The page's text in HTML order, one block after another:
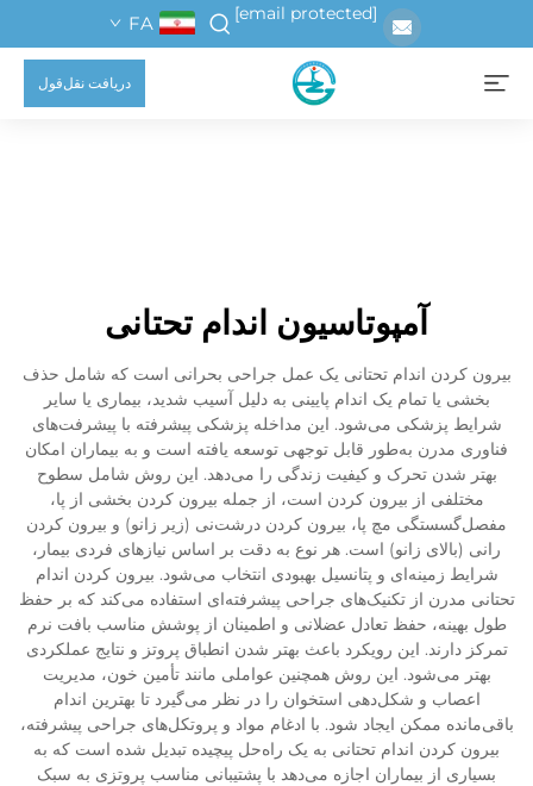
[email protected]
FA
دریافت نقل‌قول
آمپوتاسیون اندام تحتانی
بیرون کردن اندام تحتانی یک عمل جراحی بحرانی است که شامل حذف
بخشی یا تمام یک اندام پایینی به دلیل آسیب شدید، بیماری یا سایر
شرایط پزشکی می‌شود. این مداخله پزشکی پیشرفته با پیشرفت‌های
فناوری مدرن به‌طور قابل توجهی توسعه یافته است و به بیماران امکان
بهتر شدن تحرک و کیفیت زندگی را می‌دهد. این روش شامل سطوح
مختلفی از بیرون کردن است، از جمله بیرون کردن بخشی از پا،
مفصل‌گسستگی مچ پا، بیرون کردن درشت‌نی (زیر زانو) و بیرون کردن
رانی (بالای زانو) است. هر نوع به دقت بر اساس نیازهای فردی بیمار،
شرایط زمینه‌ای و پتانسیل بهبودی انتخاب می‌شود. بیرون کردن اندام
تحتانی مدرن از تکنیک‌های جراحی پیشرفته‌ای استفاده می‌کند که بر حفظ
طول بهینه، حفظ تعادل عضلانی و اطمینان از پوشش مناسب بافت نرم
تمرکز دارند. این رویکرد باعث بهتر شدن انطباق پروتز و نتایج عملکردی
بهتر می‌شود. این روش همچنین عواملی مانند تأمین خون، مدیریت
اعصاب و شکل‌دهی استخوان را در نظر می‌گیرد تا بهترین اندام
باقی‌مانده ممکن ایجاد شود. با ادغام مواد و پروتکل‌های جراحی پیشرفته،
بیرون کردن اندام تحتانی به یک راه‌حل پیچیده تبدیل شده است که به
بسیاری از بیماران اجازه می‌دهد با پشتیبانی مناسب پروتزی به سبک